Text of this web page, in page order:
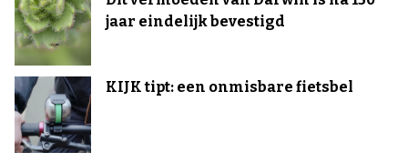
jaar eindelijk bevestigd
KIJK tipt: een onmisbare fietsbel